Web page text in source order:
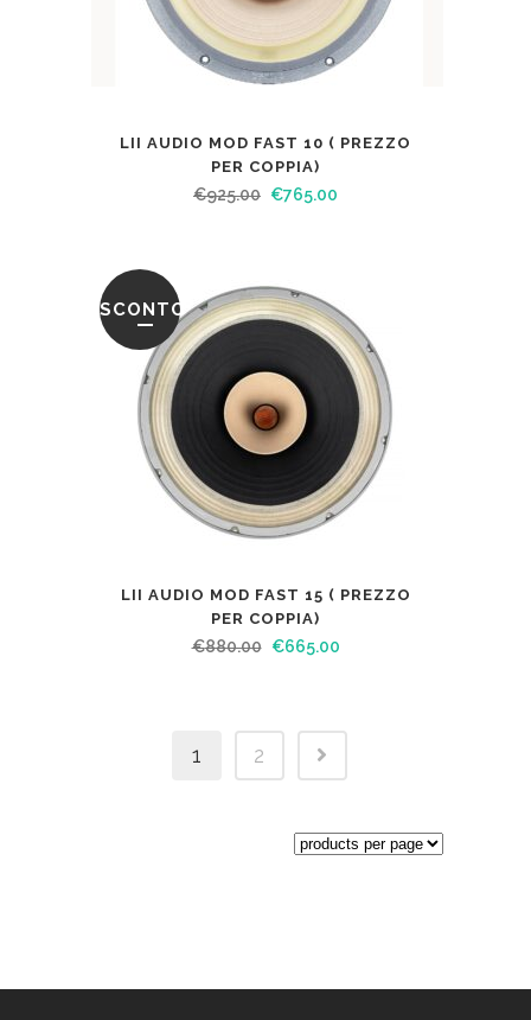
LII AUDIO MOD FAST 10 ( PREZZO
PER COPPIA)
€925.00 €765.00
SCONTO
LII AUDIO MOD FAST 15 ( PREZZO
PER COPPIA)
€880.00 €665.00
1 2